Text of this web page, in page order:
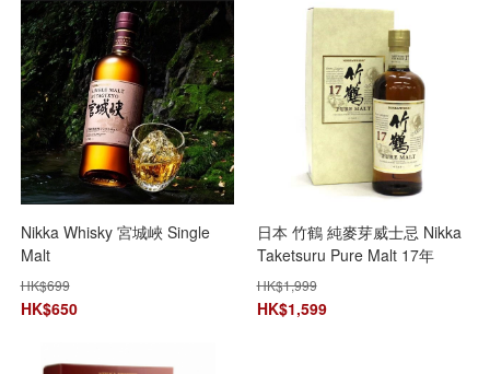
Nikka Whisky 宮城峽 Single
Malt
HK$699
HK$650
日本 竹鶴 純麥芽威士忌 Nikka
Taketsuru Pure Malt 17年
700mL
HK$1,999
HK$1,599